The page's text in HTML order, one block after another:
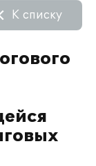
К списку